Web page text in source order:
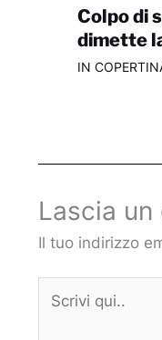
Colpo di
dimette
IN
Lascia
Il tuo indirizzo
qui..